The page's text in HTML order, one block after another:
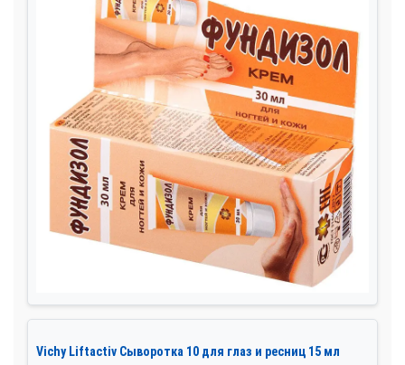
Vichy Liftactiv Сыворотка 10 для глаз и ресниц 15 мл